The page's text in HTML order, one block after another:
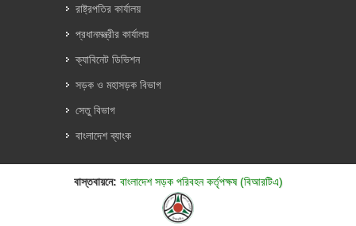
রাষ্ট্রপতির কার্যালয়
প্রধানমন্ত্রীর কার্যালয়
ক্যাবিনেট ডিভিশন
সড়ক ও মহাসড়ক বিভাগ
সেতু বিভাগ
বাংলাদেশ ব্যাংক
বাস্তবায়নে: বাংলাদেশ সড়ক পরিবহন কর্তৃপক্ষ (বিআরটিএ)